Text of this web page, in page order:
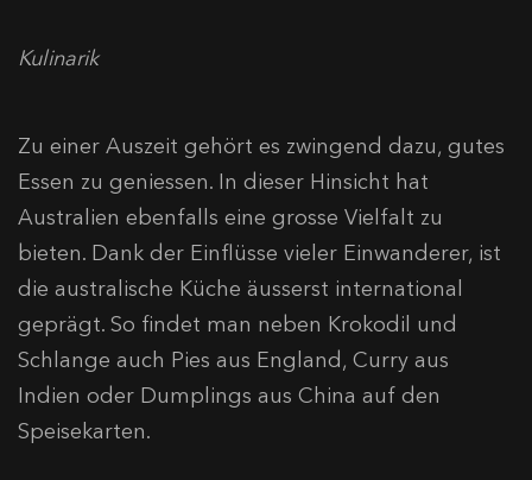
Kulinarik
Zu einer Auszeit gehört es zwingend dazu, gutes
Essen zu geniessen. In dieser Hinsicht hat
Australien ebenfalls eine grosse Vielfalt zu
bieten. Dank der Einflüsse vieler Einwanderer, ist
die australische Küche äusserst international
geprägt. So findet man neben Krokodil und
Schlange auch Pies aus England, Curry aus
Indien oder Dumplings aus China auf den
Speisekarten.